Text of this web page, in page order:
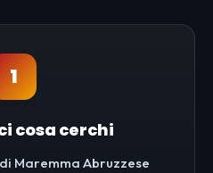
1
cosa cerchi
Maremma Abruzzese